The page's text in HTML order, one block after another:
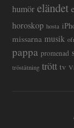
humör eländet
horoskop hosta
missarna musik
pappa promenad
tröstätning trött tv